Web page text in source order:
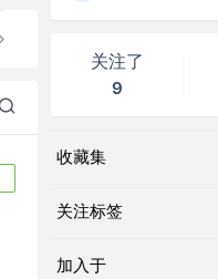
关注了
9
收藏集
关注标签
加入于